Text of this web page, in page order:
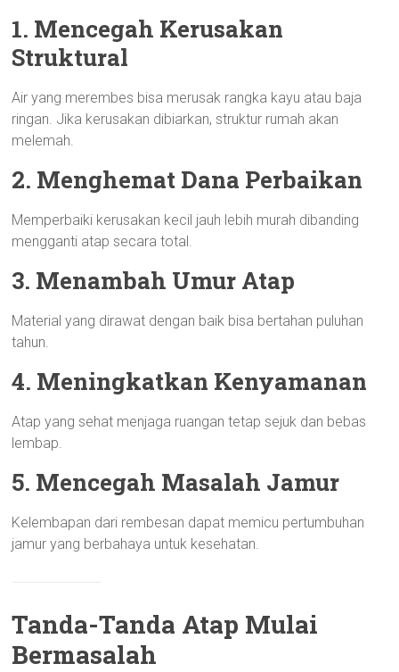
1. Mencegah Kerusakan
Struktural
Air yang merembes bisa merusak rangka kayu atau baja
ringan. Jika kerusakan dibiarkan, struktur rumah akan
melemah.
2. Menghemat Dana Perbaikan
Memperbaiki kerusakan kecil jauh lebih murah dibanding
mengganti atap secara total.
3. Menambah Umur Atap
Material yang dirawat dengan baik bisa bertahan puluhan
tahun.
4. Meningkatkan Kenyamanan
Atap yang sehat menjaga ruangan tetap sejuk dan bebas
lembap.
5. Mencegah Masalah Jamur
Kelembapan dari rembesan dapat memicu pertumbuhan
jamur yang berbahaya untuk kesehatan.
Tanda-Tanda Atap Mulai
Bermasalah